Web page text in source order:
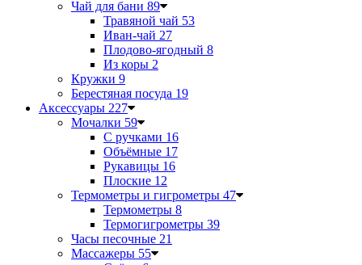
Чай для бани 89
Травяной чай 53
Иван-чай 27
Плодово-ягодный 8
Из коры 2
Кружки 9
Берестяная посуда 19
Аксессуары 227
Мочалки 59
С ручками 16
Объёмные 17
Рукавицы 16
Плоские 12
Термометры и гигрометры 47
Термометры 8
Термогигрометры 39
Часы песочные 21
Массажеры 55